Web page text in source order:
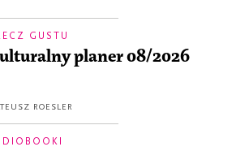
GUSTU
planer 08/2026
ROESLER